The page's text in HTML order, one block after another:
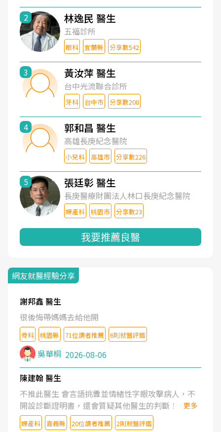
2 林逸民 醫生
五福診所
眼科 宜蘭縣 分享數542
3 黃汝萍 醫生
台中光流聯合診所
牙科 台中市 分享數208
4 郭和昌 醫生
高雄長庚紀念醫院
小兒科 高雄市 分享數226
5 張廷彰 醫生
長庚醫療財團法人林口長庚紀念醫院
婦產科 桃園市 分享數23
我要推薦良醫
網友就醫經驗分享
謝邦鑫 醫生
很後悔帶媽媽去給他開
骨科 桃園縣 71位讀者推薦 6則就醫評鑑
吳華桐 2026-08-06
陳建翰 醫生
不推此醫生 會言語挑釁並情緒性字眼攻擊病人，不
開設診斷證明書，還會質疑其他醫生的判斷！
更多
婦產科 嘉義縣 20位讀者推薦 2則就醫評鑑